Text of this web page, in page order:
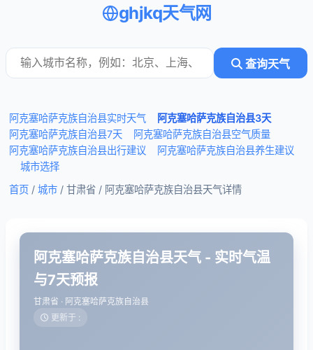
ghjkq天气网
查询天气
阿克塞哈萨克族自治县实时天气
阿克塞哈萨克族自治县3天
阿克塞哈萨克族自治县7天
阿克塞哈萨克族自治县空气质量
阿克塞哈萨克族自治县出行建议
阿克塞哈萨克族自治县养生建议
城市选择
首页 / 城市 / 甘肃省 / 阿克塞哈萨克族自治县天气详情
阿克塞哈萨克族自治县天气 - 实时气温
与7天预报
甘肃省 · 阿克塞哈萨克族自治县
更新于 :